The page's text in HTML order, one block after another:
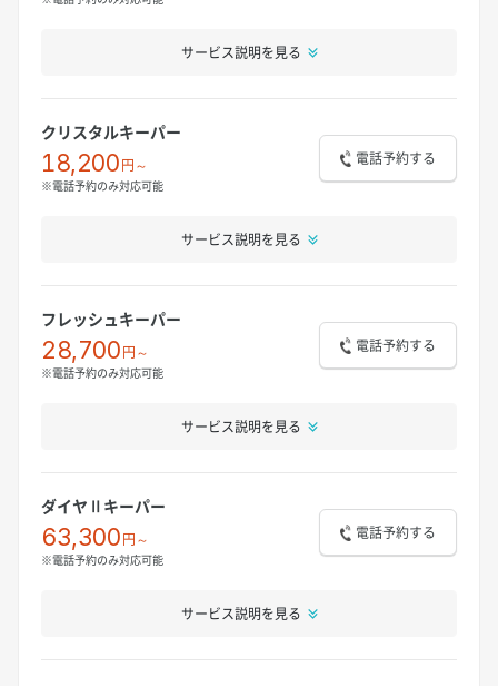
サービス説明を見る
クリスタルキーパー
18,200円～
※電話予約のみ対応可能
電話予約する
サービス説明を見る
フレッシュキーパー
28,700円～
※電話予約のみ対応可能
電話予約する
サービス説明を見る
ダイヤⅡキーパー
63,300円～
※電話予約のみ対応可能
電話予約する
サービス説明を見る